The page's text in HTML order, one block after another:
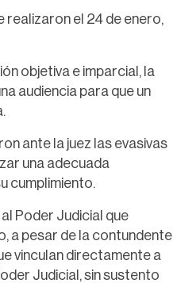
realizaron el 24 de enero,
objetiva e imparcial, la
audiencia para que un
ante la juez las evasivas
una adecuada
cumplimiento.
Poder Judicial que
a pesar de la contundente
vinculan directamente a
Judicial, sin sustento